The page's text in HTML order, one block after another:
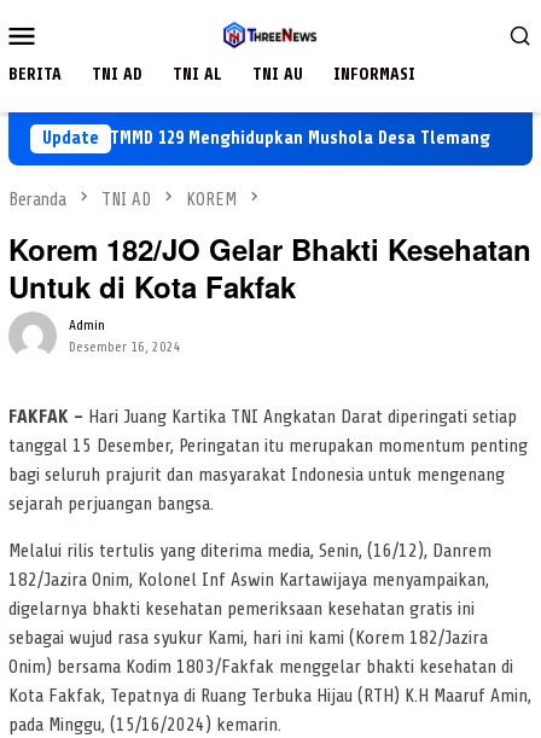
ke
Mobile
BERITA TNI AD TNI AL TNI AU INFORMASI
Update
TMMD 129 Menghidupkan Mushola Desa Tlemang
Beranda TNI AD KOREM
Korem 182/JO Gelar Bhakti Kesehatan
Untuk di Kota Fakfak
Admin
Desember 16, 2024
FAKFAK – Hari Juang Kartika TNI Angkatan Darat diperingati setiap
tanggal 15 Desember, Peringatan itu merupakan momentum penting
bagi seluruh prajurit dan masyarakat Indonesia untuk mengenang
sejarah perjuangan bangsa.
Melalui rilis tertulis yang diterima media, Senin, (16/12), Danrem
182/Jazira Onim, Kolonel Inf Aswin Kartawijaya menyampaikan,
digelarnya bhakti kesehatan pemeriksaan kesehatan gratis ini
sebagai wujud rasa syukur Kami, hari ini kami (Korem 182/Jazira
Onim) bersama Kodim 1803/Fakfak menggelar bhakti kesehatan di
Kota Fakfak, Tepatnya di Ruang Terbuka Hijau (RTH) K.H Maaruf Amin,
pada Minggu, (15/16/2024) kemarin.